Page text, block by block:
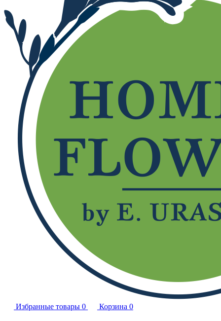
Избранные товары 0 Корзина 0